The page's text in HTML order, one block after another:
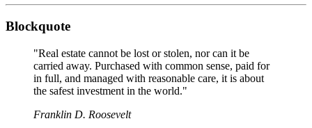
Blockquote
Real estate cannot be lost or stolen, nor can it be
carried away. Purchased with common sense, paid for
in full, and managed with reasonable care, it is about
the safest investment in the world.
Franklin D. Roosevelt